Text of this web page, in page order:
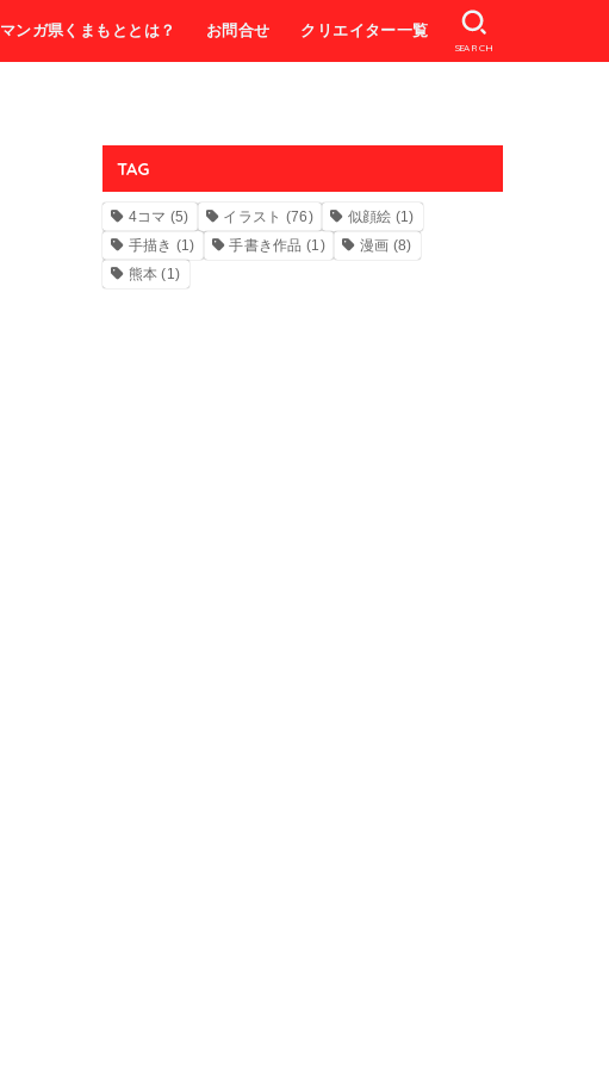
マンガ県くまもととは？ お問合せ クリエイター一覧
SEARCH
TAG
4コマ (5) イラスト (76) 似顔絵 (1)
手描き (1) 手書き作品 (1) 漫画 (8)
熊本 (1)